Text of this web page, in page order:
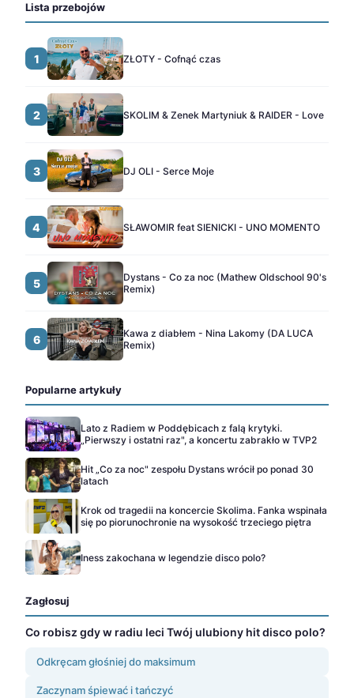
Lista przebojów
1 ZŁOTY - Cofnąć czas
2 SKOLIM & Zenek Martyniuk & RAIDER - Love
3 DJ OLI - Serce Moje
4 SŁAWOMIR feat SIENICKI - UNO MOMENTO
5
Dystans - Co za noc (Mathew Oldschool 90's
Remix)
6
Kawa z diabłem - Nina Lakomy (DA LUCA
Remix)
Popularne artykuły
Lato z Radiem w Poddębicach z falą krytyki.
„Pierwszy i ostatni raz", a koncertu zabrakło w TVP2
Hit „Co za noc" zespołu Dystans wrócił po ponad 30
latach
Krok od tragedii na koncercie Skolima. Fanka wspinała
się po piorunochronie na wysokość trzeciego piętra
Iness zakochana w legendzie disco polo?
Zagłosuj
Co robisz gdy w radiu leci Twój ulubiony hit disco polo?
Odkręcam głośniej do maksimum
Zaczynam śpiewać i tańczyć